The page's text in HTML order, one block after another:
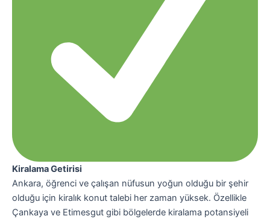
Kiralama Getirisi
Ankara, öğrenci ve çalışan nüfusun yoğun olduğu bir şehir
olduğu için kiralık konut talebi her zaman yüksek. Özellikle
Çankaya ve Etimesgut gibi bölgelerde kiralama potansiyeli